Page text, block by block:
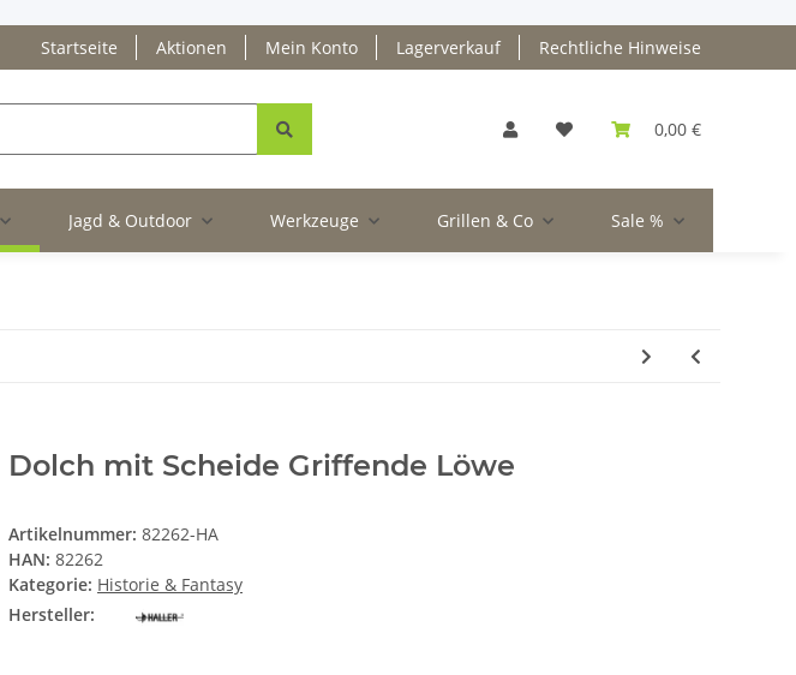
Startseite Aktionen Mein Konto Lagerverkauf Rechtliche Hinweise
0,00 €
Jagd & Outdoor Werkzeuge Grillen & Co Sale %
Dolch mit Scheide Griffende Löwe
Artikelnummer: 82262-HA
HAN: 82262
Kategorie: Historie & Fantasy
Hersteller: